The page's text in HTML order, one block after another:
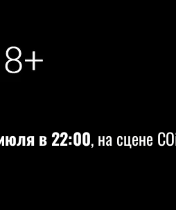
в 22:00, на сцене